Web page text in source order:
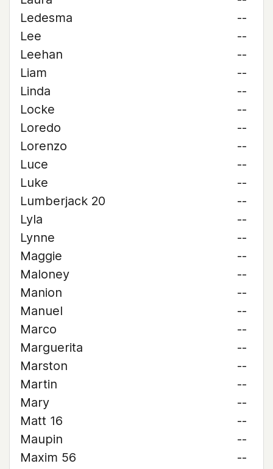
Ledesma
--
Lee
--
Leehan
--
Liam
--
Linda
--
Locke
--
Loredo
--
Lorenzo
--
Luce
--
Luke
--
Lumberjack 20
--
Lyla
--
Lynne
--
Maggie
--
Maloney
--
Manion
--
Manuel
--
Marco
--
Marguerita
--
Marston
--
Martin
--
Mary
--
Matt 16
--
Maupin
--
Maxim 56
--